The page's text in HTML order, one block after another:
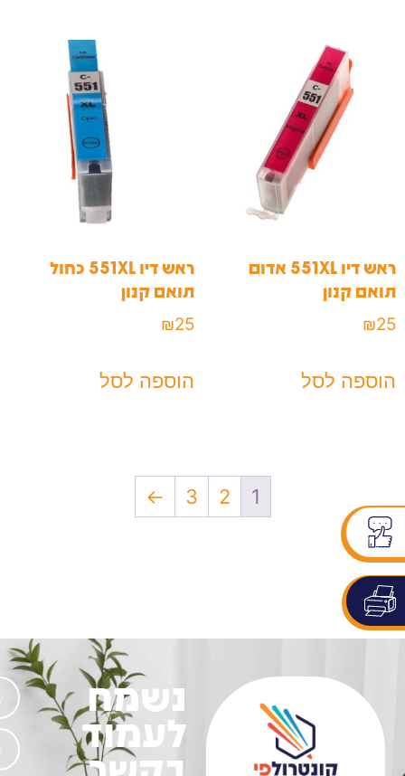
ראש דיו 551XL אדום
תואם קנון
₪25
הוספה לסל
ראש דיו 551XL כחול
תואם קנון
₪25
הוספה לסל
1
2
3
←
נשמח
לעמוד